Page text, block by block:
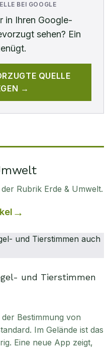
BEI GOOGLE
in Ihren Google-
sehen? Ein
QUELLE
→
Rubrik Erde & Umwelt.
und Tierstimmen
Bestimmung von
Im Gelände ist das
Eine neue App zeigt,